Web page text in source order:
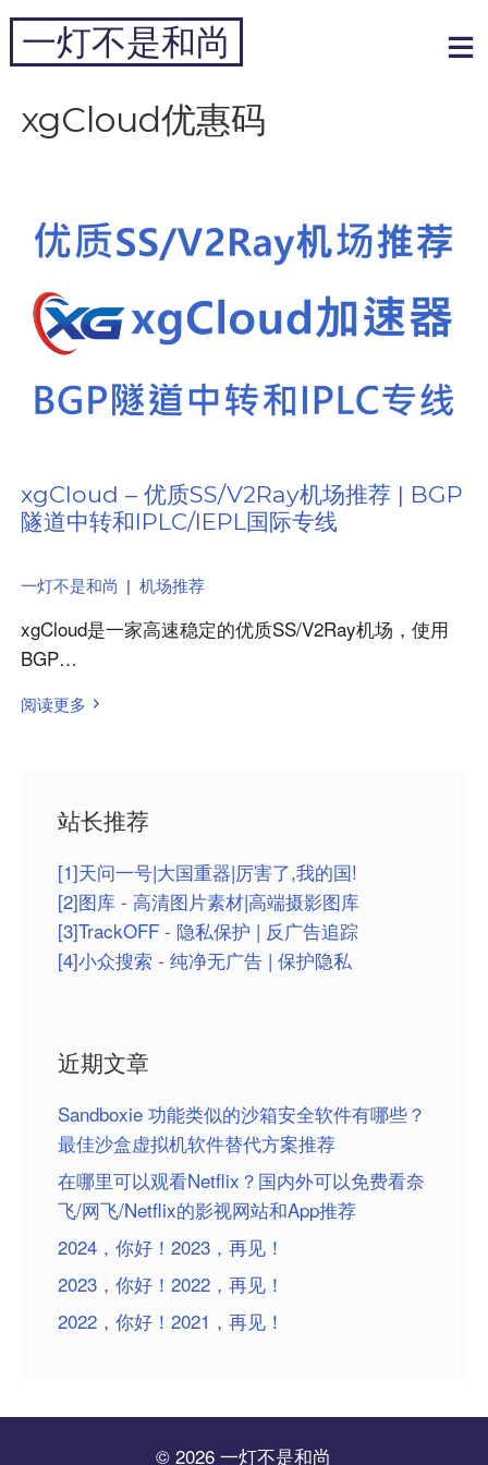
跳
内
一灯不是和尚
xgCloud优惠码
xgCloud – 优质SS/V2Ray机场推荐 | BGP
隧道中转和IPLC/IEPL国际专线
一灯不是和尚 | 机场推荐
xgCloud是一家高速稳定的优质SS/V2Ray机场，使用
BGP…
阅读更多
站长推荐
[1]天问一号|大国重器|厉害了,我的国!
[2]图库 - 高清图片素材|高端摄影图库
[3]TrackOFF - 隐私保护 | 反广告追踪
[4]小众搜索 - 纯净无广告 | 保护隐私
近期文章
Sandboxie 功能类似的沙箱安全软件有哪些？
最佳沙盒虚拟机软件替代方案推荐
在哪里可以观看Netflix？国内外可以免费看奈
飞/网飞/Netflix的影视网站和App推荐
2024，你好！2023，再见！
2023，你好！2022，再见！
2022，你好！2021，再见！
© 2026 一灯不是和尚